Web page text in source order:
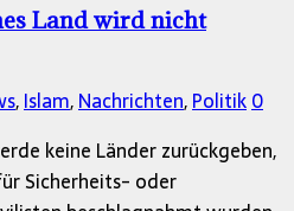
Land wird nicht
,Islam,Nachrichten,Politik0
keine Länder zurückgeben,
Sicherheits- oder